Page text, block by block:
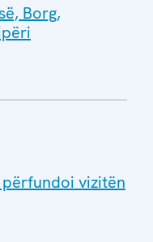
Borg,
përfundoi vizitën